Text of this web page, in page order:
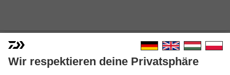
D-BOX TACKLE SYSTEM
Modellausführungen: 11
Wir respektieren deine Privatsphäre